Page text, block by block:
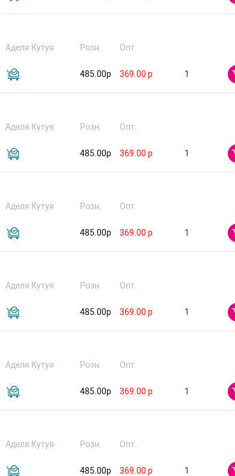
Аделя Кутуя Розн. Опт.
485.00р 369.00 р
Аделя Кутуя Розн. Опт.
485.00р 369.00 р
Аделя Кутуя Розн. Опт.
485.00р 369.00 р
Аделя Кутуя Розн. Опт.
485.00р 369.00 р
Аделя Кутуя Розн. Опт.
485.00р 369.00 р
Аделя Кутуя Розн. Опт.
485.00р 369.00 р